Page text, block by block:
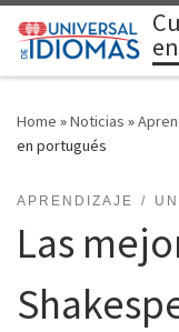
Skip to content
Home »Noticias »
en portugués
APRENDIZAJE
Las